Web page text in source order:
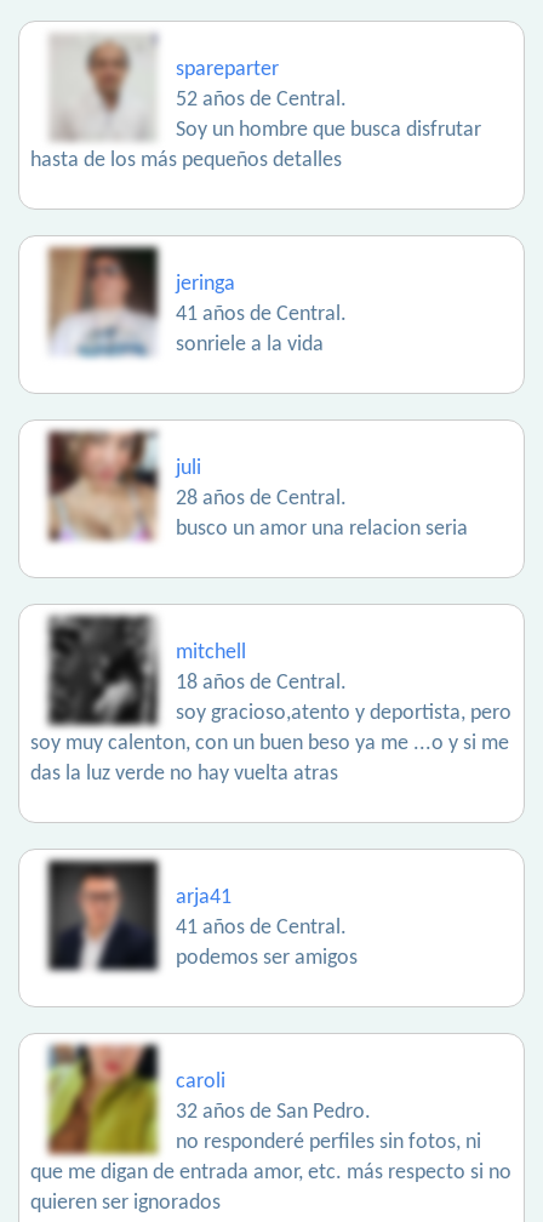
spareparter
52 años de Central.
Soy un hombre que busca disfrutar
hasta de los más pequeños detalles
jeringa
41 años de Central.
sonriele a la vida
juli
28 años de Central.
busco un amor una relacion seria
mitchell
18 años de Central.
soy gracioso,atento y deportista, pero
soy muy calenton, con un buen beso ya me ...o y si me
das la luz verde no hay vuelta atras
arja41
41 años de Central.
podemos ser amigos
caroli
32 años de San Pedro.
no responderé perfiles sin fotos, ni
que me digan de entrada amor, etc. más respecto si no
quieren ser ignorados